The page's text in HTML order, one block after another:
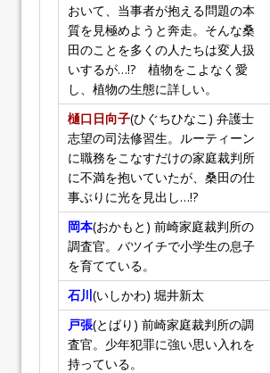
おいて、当事者が抱える問題の本
質を見極めようと奔走。そんな桑
田のことを多くの人たちは変人扱
いするが…!? 植物をこよなく愛
し、植物の生態に詳しい。
樋口日向子(ひぐちひなこ) 弁護士
志望の司法修習生。ルーティーン
に職務をこなすだけの家庭裁判所
に不満を抱いていたが、桑田の仕
事ぶりに光を見出し…!?
岡本(おかもと) 前崎家庭裁判所の
調査官。バツイチで小学生の息子
を育てている。
石川(いしかわ) 堀井新太
戸張(とばり) 前崎家庭裁判所の調
査官。少年犯罪に強い思い入れを
持っている。